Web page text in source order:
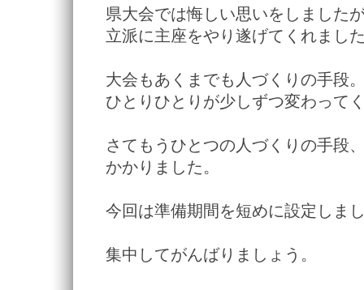
県大会では悔しい思いをしました
立派に主座をやり遂げてくれまし
大会もあくまでも人づくりの手段
ひとりひとりが少しずつ変わって
さてもうひとつの人づくりの手段
かかりました。
今回は準備期間を短めに設定しま
集中してがんばりましょう。